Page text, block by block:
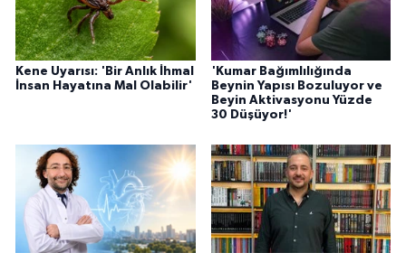
Kene Uyarısı: 'Bir Anlık İhmal
İnsan Hayatına Mal Olabilir'
'Kumar Bağımlılığında
Beynin Yapısı Bozuluyor ve
Beyin Aktivasyonu Yüzde
30 Düşüyor!'